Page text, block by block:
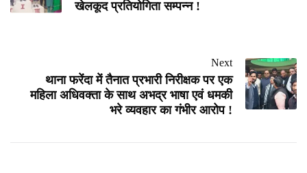
खेलकूद प्रतियोगिता सम्पन्न !
Next
थाना फरेंदा में तैनात प्रभारी निरीक्षक पर एक
महिला अधिवक्ता के साथ अभद्र भाषा एवं धमकी
भरे व्यवहार का गंभीर आरोप !